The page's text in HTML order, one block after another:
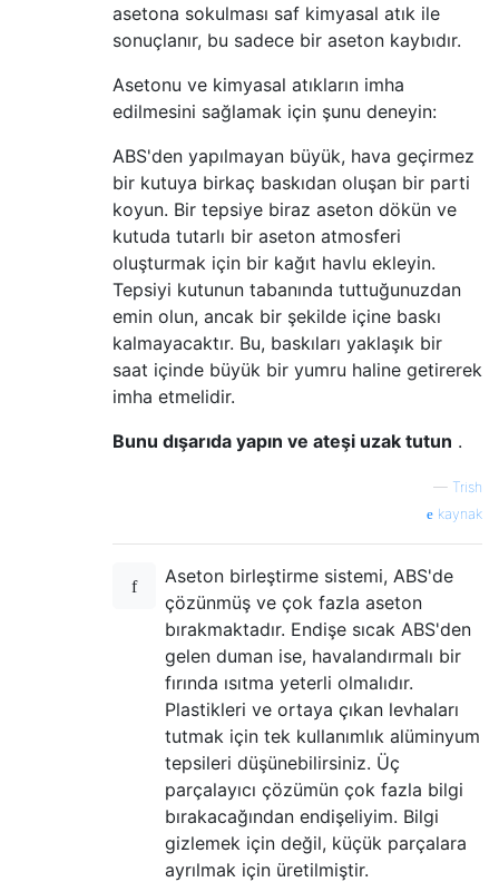
asetona sokulması saf kimyasal atık ile
sonuçlanır, bu sadece bir aseton kaybıdır.
Asetonu ve kimyasal atıkların imha
edilmesini sağlamak için şunu deneyin:
ABS'den yapılmayan büyük, hava geçirmez
bir kutuya birkaç baskıdan oluşan bir parti
koyun. Bir tepsiye biraz aseton dökün ve
kutuda tutarlı bir aseton atmosferi
oluşturmak için bir kağıt havlu ekleyin.
Tepsiyi kutunun tabanında tuttuğunuzdan
emin olun, ancak bir şekilde içine baskı
kalmayacaktır. Bu, baskıları yaklaşık bir
saat içinde büyük bir yumru haline getirerek
imha etmelidir.
Bunu dışarıda yapın ve ateşi uzak tutun .
— Trish
kaynak
Aseton birleştirme sistemi, ABS'de
çözünmüş ve çok fazla aseton
bırakmaktadır. Endişe sıcak ABS'den
gelen duman ise, havalandırmalı bir
fırında ısıtma yeterli olmalıdır.
Plastikleri ve ortaya çıkan levhaları
tutmak için tek kullanımlık alüminyum
tepsileri düşünebilirsiniz. Üç
parçalayıcı çözümün çok fazla bilgi
bırakacağından endişeliyim. Bilgi
gizlemek için değil, küçük parçalara
ayrılmak için üretilmiştir.